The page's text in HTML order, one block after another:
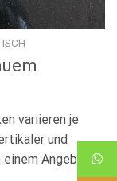
variieren je
und
Angebot.